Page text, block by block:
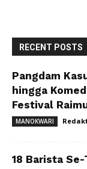
RECENT POSTS
Pangdam
hingga
Festival
MANOKWARI
18 Barista